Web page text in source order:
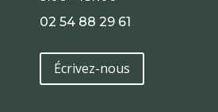
02 54 88 29 61
Écrivez-nous